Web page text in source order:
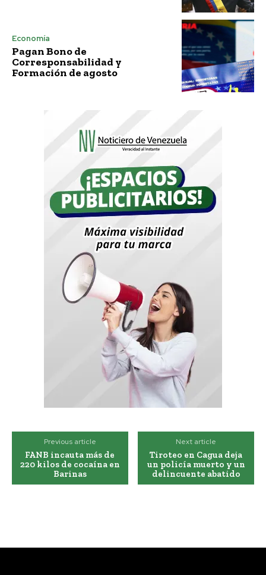
Economía
Pagan Bono de
Corresponsabilidad y
Formación de agosto
Previous article
FANB incauta más de
220 kilos de cocaína en
Barinas
Next article
Tiroteo en Cagua deja
un policía muerto y un
delincuente abatido